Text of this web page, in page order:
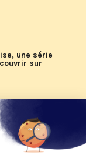
une série
sur
de KTO